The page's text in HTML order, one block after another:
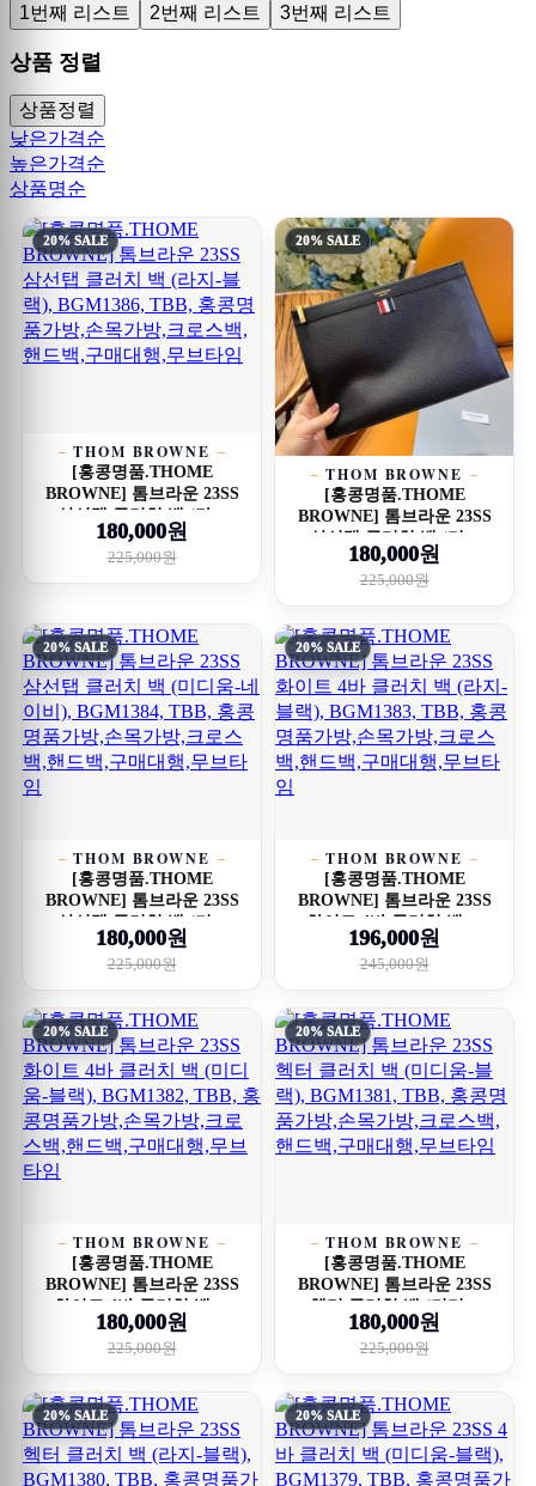
1번째 리스트
2번째 리스트 3번째 리스트
상품 정렬
상품정렬
낮은가격순
높은가격순
상품명순
20% SALE
THOM BROWNE
[홍콩명품.THOME
BROWNE] 톰브라운 23SS
삼선탭 클러치 백 (라...
180,000원
225,000원
20% SALE
THOM BROWNE
[홍콩명품.THOME
BROWNE] 톰브라운 23SS
삼선탭 클러치 백 (미...
180,000원
225,000원
20% SALE
THOM BROWNE
[홍콩명품.THOME
BROWNE] 톰브라운 23SS
삼선탭 클러치 백 (미...
180,000원
225,000원
20% SALE
THOM BROWNE
[홍콩명품.THOME
BROWNE] 톰브라운 23SS
화이트 4바 클러치 백 ...
196,000원
245,000원
20% SALE
THOM BROWNE
[홍콩명품.THOME
BROWNE] 톰브라운 23SS
화이트 4바 클러치 백 ...
180,000원
225,000원
20% SALE
THOM BROWNE
[홍콩명품.THOME
BROWNE] 톰브라운 23SS
헥터 클러치 백 (미디...
180,000원
225,000원
20% SALE 20% SALE